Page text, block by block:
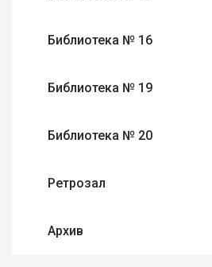
Библиотека № 16
Библиотека № 19
Библиотека № 20
Ретрозал
Архив